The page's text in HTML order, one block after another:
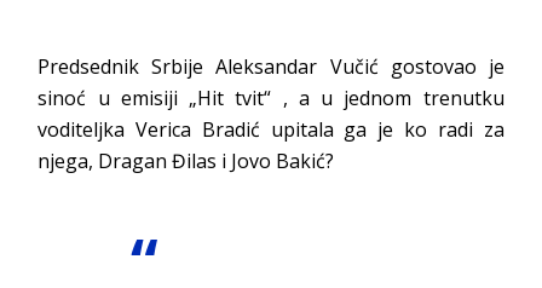
Predsednik Srbije Aleksandar Vučić gostovao je
sinoć u emisiji „Hit tvit“ , a u jednom trenutku
voditeljka Verica Bradić upitala ga je ko radi za
njega, Dragan Đilas i Jovo Bakić?